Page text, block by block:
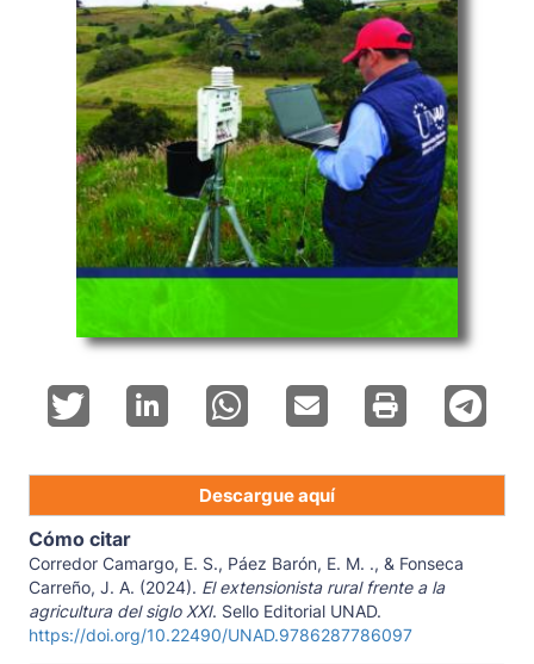
Descargue aquí
Cómo citar
Corredor Camargo, E. S., Páez Barón, E. M. ., & Fonseca
Carreño, J. A. (2024). El extensionista rural frente a la
agricultura del siglo XXI. Sello Editorial UNAD.
https://doi.org/10.22490/UNAD.9786287786097